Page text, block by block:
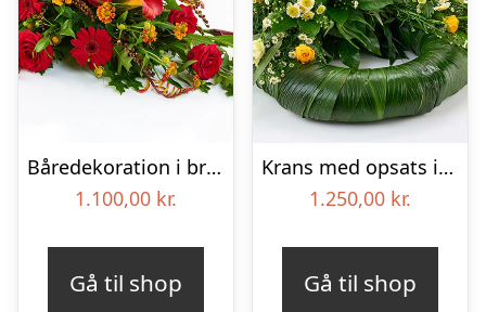
Båredekoration i brændte farver – Blomster til begravelse
1.100,00 kr.
Gå til shop
Krans med opsats i gule farver – Blomster til begravelse
1.250,00 kr.
Gå til shop